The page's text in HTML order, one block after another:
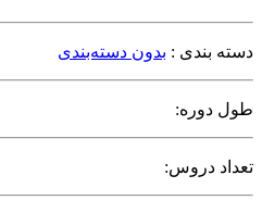
دسته بندی : بدون دسته‌بندی
طول دوره:
تعداد دروس: